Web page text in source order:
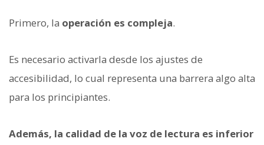
Primero, la operación es compleja.
Es necesario activarla desde los ajustes de
accesibilidad, lo cual representa una barrera algo alta
para los principiantes.
Además, la calidad de la voz de lectura es inferior